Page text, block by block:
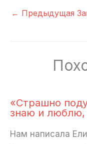
← Предыдущая
«Страшно
знаю и люблю,
Нам написала